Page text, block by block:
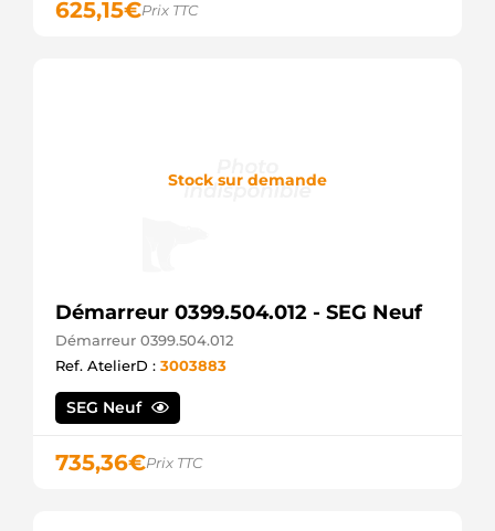
625,15€Prix TTC
Stock sur demande
Démarreur 0399.504.012 - SEG Neuf
Démarreur 0399.504.012
Ref. AtelierD : 3003883
SEG Neuf
735,36€Prix TTC